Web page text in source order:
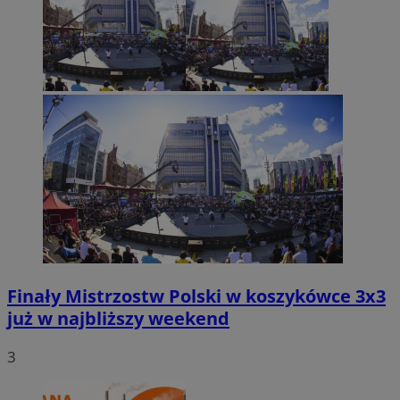
Finały Mistrzostw Polski w koszykówce 3x3
już w najbliższy weekend
3